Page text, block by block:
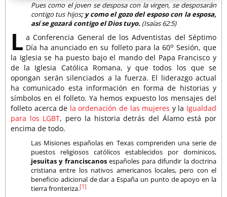
Pues como el joven se desposa con la virgen, se desposarán
contigo tus hijos; y como el gozo del esposo con la esposa,
así se gozará contigo el Dios tuyo. (Isaías 62:5)
L a Conferencia General de los Adventistas del Séptimo
Día ha anunciado en su folleto para la 60o Sesión, que
la Iglesia se ha puesto bajo el mando del Papa Francisco y
de la Iglesia Católica Romana, y que todos los que se
opongan serán silenciados a la fuerza. El liderazgo actual
ha comunicado esta información en forma de historias y
símbolos en el folleto. Ya hemos expuesto los mensajes del
folleto acerca de la ordenación de las mujeres y la Igualdad
para los LGBT, pero la historia detrás del Álamo está por
encima de todo.
Las Misiones españolas en Texas comprenden una serie de
puestos religiosos católicos establecidos por dominicos,
jesuitas y franciscanosespañoles para difundir la doctrina
cristiana entre los nativos americanos locales, pero con el
beneficio adicional de dar a España un punto de apoyo en la
tierra fronteriza.[1]